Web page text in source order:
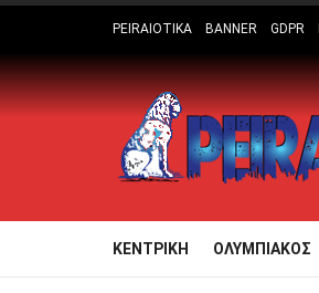
PEIRAIOTIKA BANNER GDPR
ΚΕΝΤΡΙΚΗ ΟΛΥΜΠΙΑΚΟΣ